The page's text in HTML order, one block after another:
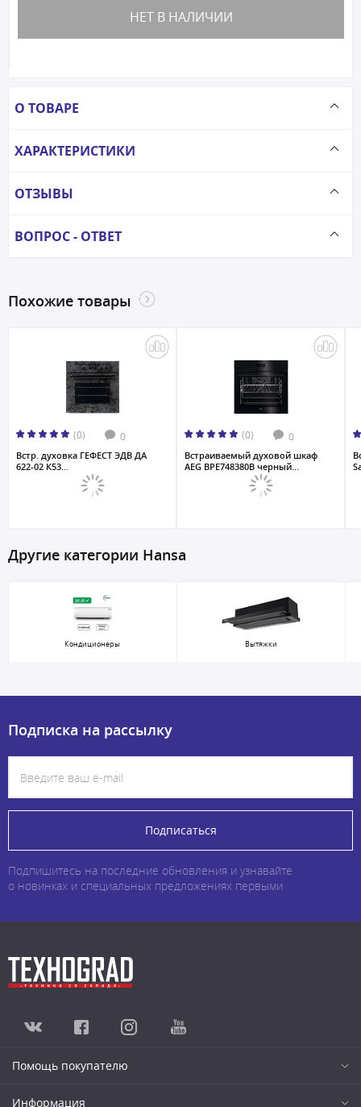
НЕТ В НАЛИЧИИ
О ТОВАРЕ
ХАРАКТЕРИСТИКИ
ОТЗЫВЫ
ВОПРОС - ОТВЕТ
Похожие товары
(0) 0
Встр. духовка ГЕФЕСТ ЭДВ ДА
622-02 К53...
(0) 0
Встраиваемый духовой шкаф
AEG BPE748380B черный...
Другие категории Hansa
Кондиционеры Вытяжки
Подписка на рассылку
Подписаться
Подпишитесь на последние обновления и узнавайте
о новинках и специальных предложениях первыми
Помощь покупателю
Информация